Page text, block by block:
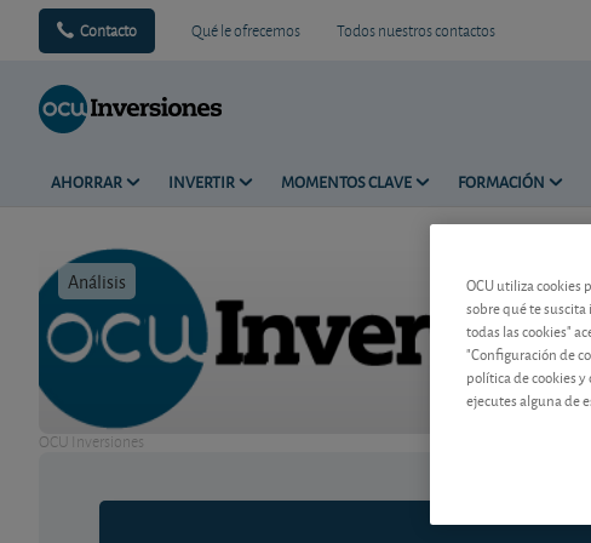
Contacto Qué le ofrecemos Todos nuestros contactos
AHORRAR INVERTIR MOMENTOS CLAVE FORMACIÓN
Análisis Tiempo de
OCU Inversiones
OCU utiliza cookies
sobre qué te
todas las cookies"
"Configuración de
política de cookies
ejecutes alguna de